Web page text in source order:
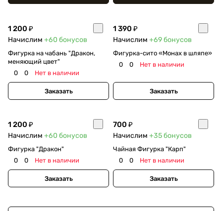
1 200 ₽
Начислим +60 бонусов
Фигурка на чабань "Дракон,
меняющий цвет"
0
0 Нет в наличии
Заказать
1 390 ₽
Начислим +69бонусов
Фигурка-сито «Монах в шляпе»
0
0 Нет в наличии
Заказать
1 200 ₽
Начислим +60 бонусов
Фигурка "Дракон"
0
0 Нет в наличии
Заказать
700 ₽
Начислим +35бонусов
Чайная Фигурка "Карп"
0
0 Нет в наличии
Заказать